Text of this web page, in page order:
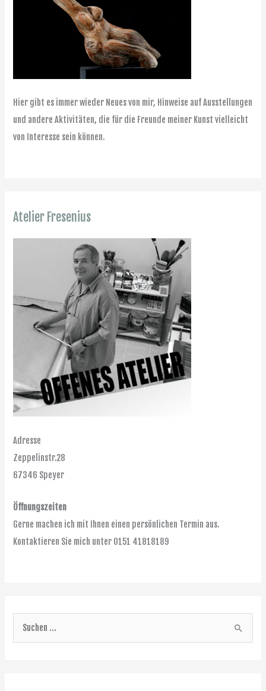
Hier gibt es immer wieder Neues von mir, Hinweise auf Ausstellungen
und andere Aktivitäten, die für die Freunde meiner Kunst vielleicht
von Interesse sein können.
Atelier Fresenius
Adresse
Zeppelinstr.28
67346 Speyer
Öffnungszeiten
Gerne machen ich mit Ihnen einen persönlichen Termin aus.
Kontaktieren Sie mich unter 0151 41818189